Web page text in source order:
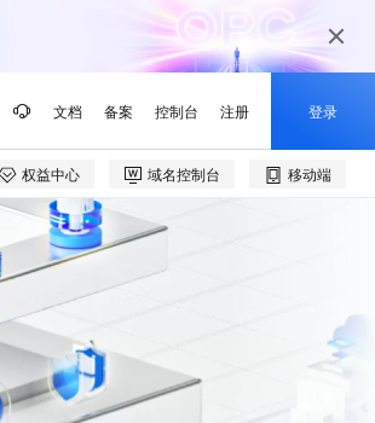
文档 备案 控制台 注册 登录
权益中心 域名控制台 移动端
产品动态
Qwen3.8-Max 模型上线
持视频检索 Pipeline 功能
应用身份服务 (IDaaS)
Agency Agents：拥有专属领域专家
HappyHorse 打造一站式影视创作平台
漫剧工坊：一站式动画创作平台
阿里云 OPC 创新助力计划
至高可申请百万元